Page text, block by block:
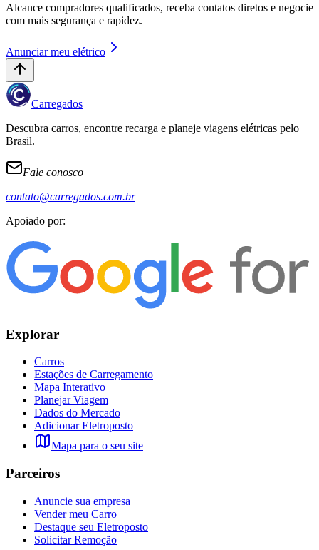
Alcance compradores qualificados, receba contatos diretos e negocie
com mais segurança e rapidez.
Anunciar meu elétrico
Carregados
Descubra carros, encontre recarga e planeje viagens elétricas pelo
Brasil.
Fale conosco
contato@carregados.com.br
Apoiado por:
Explorar
Carros
Estações de Carregamento
Mapa Interativo
Planejar Viagem
Dados do Mercado
Adicionar Eletroposto
Mapa para o seu site
Parceiros
Anuncie sua empresa
Vender meu Carro
Destaque seu Eletroposto
Solicitar Remoção